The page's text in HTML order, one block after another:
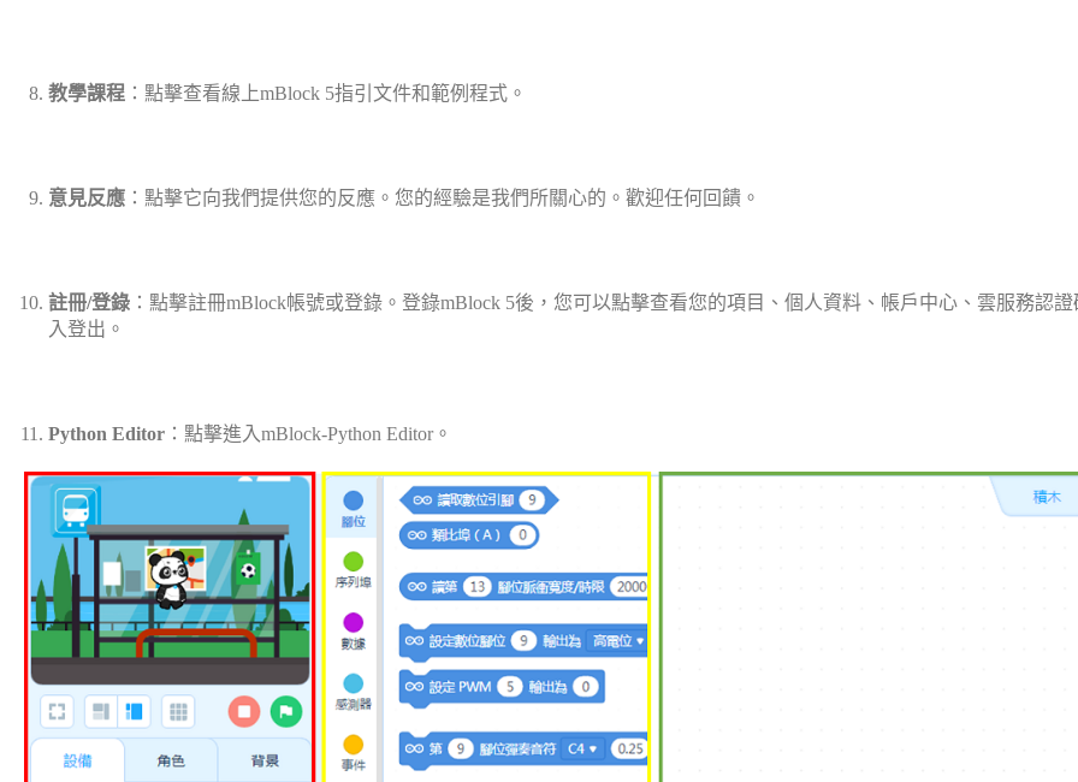
教學課程 ：點擊查看線上mBlock 5指引文件和範例程式。
意見反應 ：點擊它向我們提供您的反應。您的經驗是我們所關心的。歡迎任何回饋。
註冊/登錄 ：點擊註冊mBlock帳號或登錄。登錄mBlock 5後，您可以點擊查看您的項目、個人資料、帳戶中心、雲服務認
入登出。
Python Editor ：點擊進入mBlock-Python Editor。